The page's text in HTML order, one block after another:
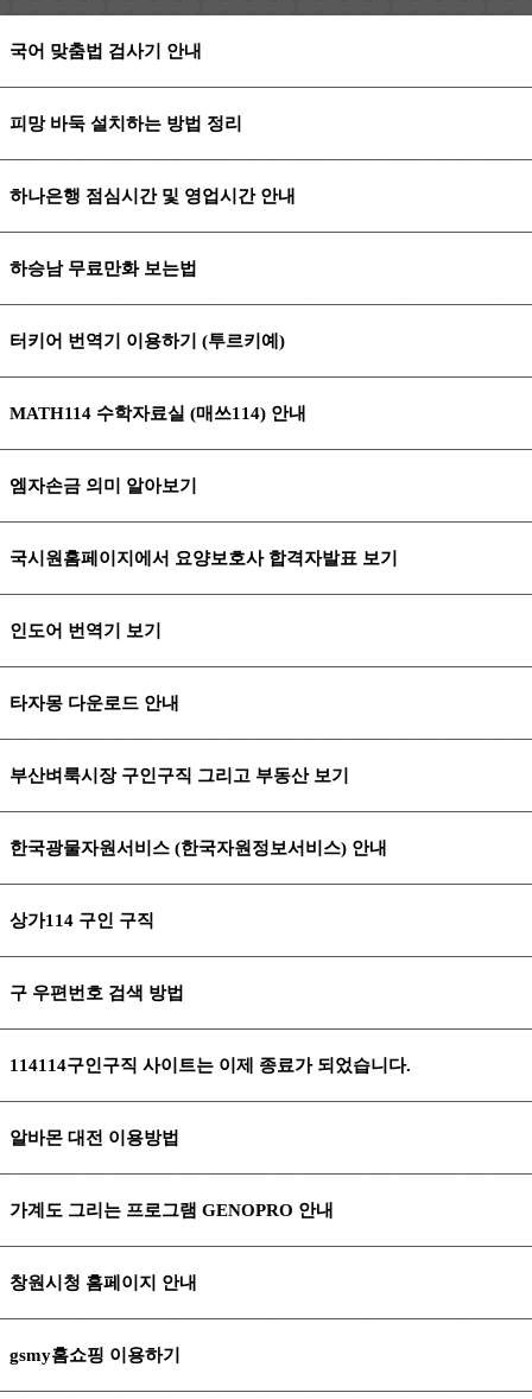
국어 맞춤법 검사기 안내
피망 바둑 설치하는 방법 정리
하나은행 점심시간 및 영업시간 안내
하승남 무료만화 보는법
터키어 번역기 이용하기 (투르키예)
MATH114 수학자료실 (매쓰114) 안내
엠자손금 의미 알아보기
국시원홈페이지에서 요양보호사 합격자발표 보기
인도어 번역기 보기
타자몽 다운로드 안내
부산벼룩시장 구인구직 그리고 부동산 보기
한국광물자원서비스 (한국자원정보서비스) 안내
상가114 구인 구직
구 우편번호 검색 방법
114114구인구직 사이트는 이제 종료가 되었습니다.
알바몬 대전 이용방법
가계도 그리는 프로그램 GENOPRO 안내
창원시청 홈페이지 안내
gsmy홈쇼핑 이용하기